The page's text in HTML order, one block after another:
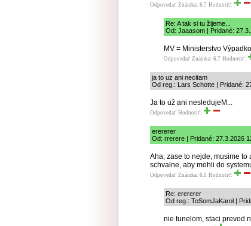
Odpovedať Známka: 6.7 Hodnotiť:
Re: A tak si tu žijeme...
Od: Jaaasom | Pridané:
MV = Ministerstvo
Odpovedať Známka: 6.7 Hodnotiť:
ja to uz ani necitam
Od reg.: Lars Schotte | Pridané:
Ja to už ani nesledujeM...
Odpovedať Hodnotiť:
erererer
Od: rrerere | Pridané: 27.3.2026
Aha, zase to nejde, musime to
schvalne, aby mohli do
Odpovedať Známka: 6.0 Hodnotiť:
Re: erererer
Od reg.: ToSomJaKarol |
nie tunelom, staci prevod